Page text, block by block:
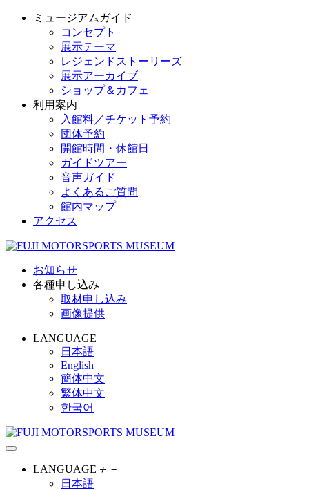
ミュージアムガイド
コンセプト
展示テーマ
レジェンドストーリーズ
展示アーカイブ
ショップ＆カフェ
利用案内
入館料／チケット予約
団体予約
開館時間・休館日
ガイドツアー
音声ガイド
よくあるご質問
館内マップ
アクセス
お知らせ
各種申し込み
取材申し込み
画像提供
LANGUAGE
日本語
English
簡体中文
繁体中文
한국어
LANGUAGE ＋ －
日本語